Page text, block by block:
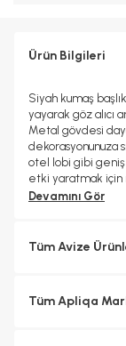
Ürün Bilgileri
Siyah kumaş
yayarak göz alıcı
Metal gövdesi
dekorasyonunuza
otel lobi gibi
etki yaratmak için
cm Boy: 96 cm
Garanti: 2 yıl
Devamını Gör
Tüm Avize
Tüm Apliqa